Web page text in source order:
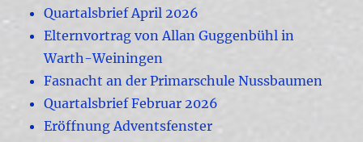
Quartalsbrief April 2026
Elternvortrag von Allan Guggenbühl in
Warth-Weiningen
Fasnacht an der Primarschule Nussbaumen
Quartalsbrief Februar 2026
Eröffnung Adventsfenster